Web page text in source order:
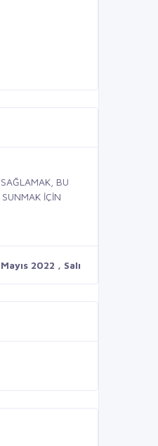
BU
İÇİN
2022 , Salı